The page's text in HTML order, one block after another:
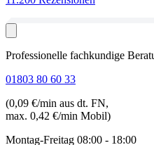
Professionelle fachkundige
01803 80 60 33
(0,09 €/min aus dt. FN,
max. 0,42 €/min Mobil)
Montag-Freitag 08:00 - 18:00